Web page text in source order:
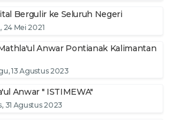
Bergulir ke Seluruh Negeri
24 Mei 2021
Anwar Pontianak Kalimantan
13 Agustus 2023
Anwar " ISTIMEWA"
31 Agustus 2023